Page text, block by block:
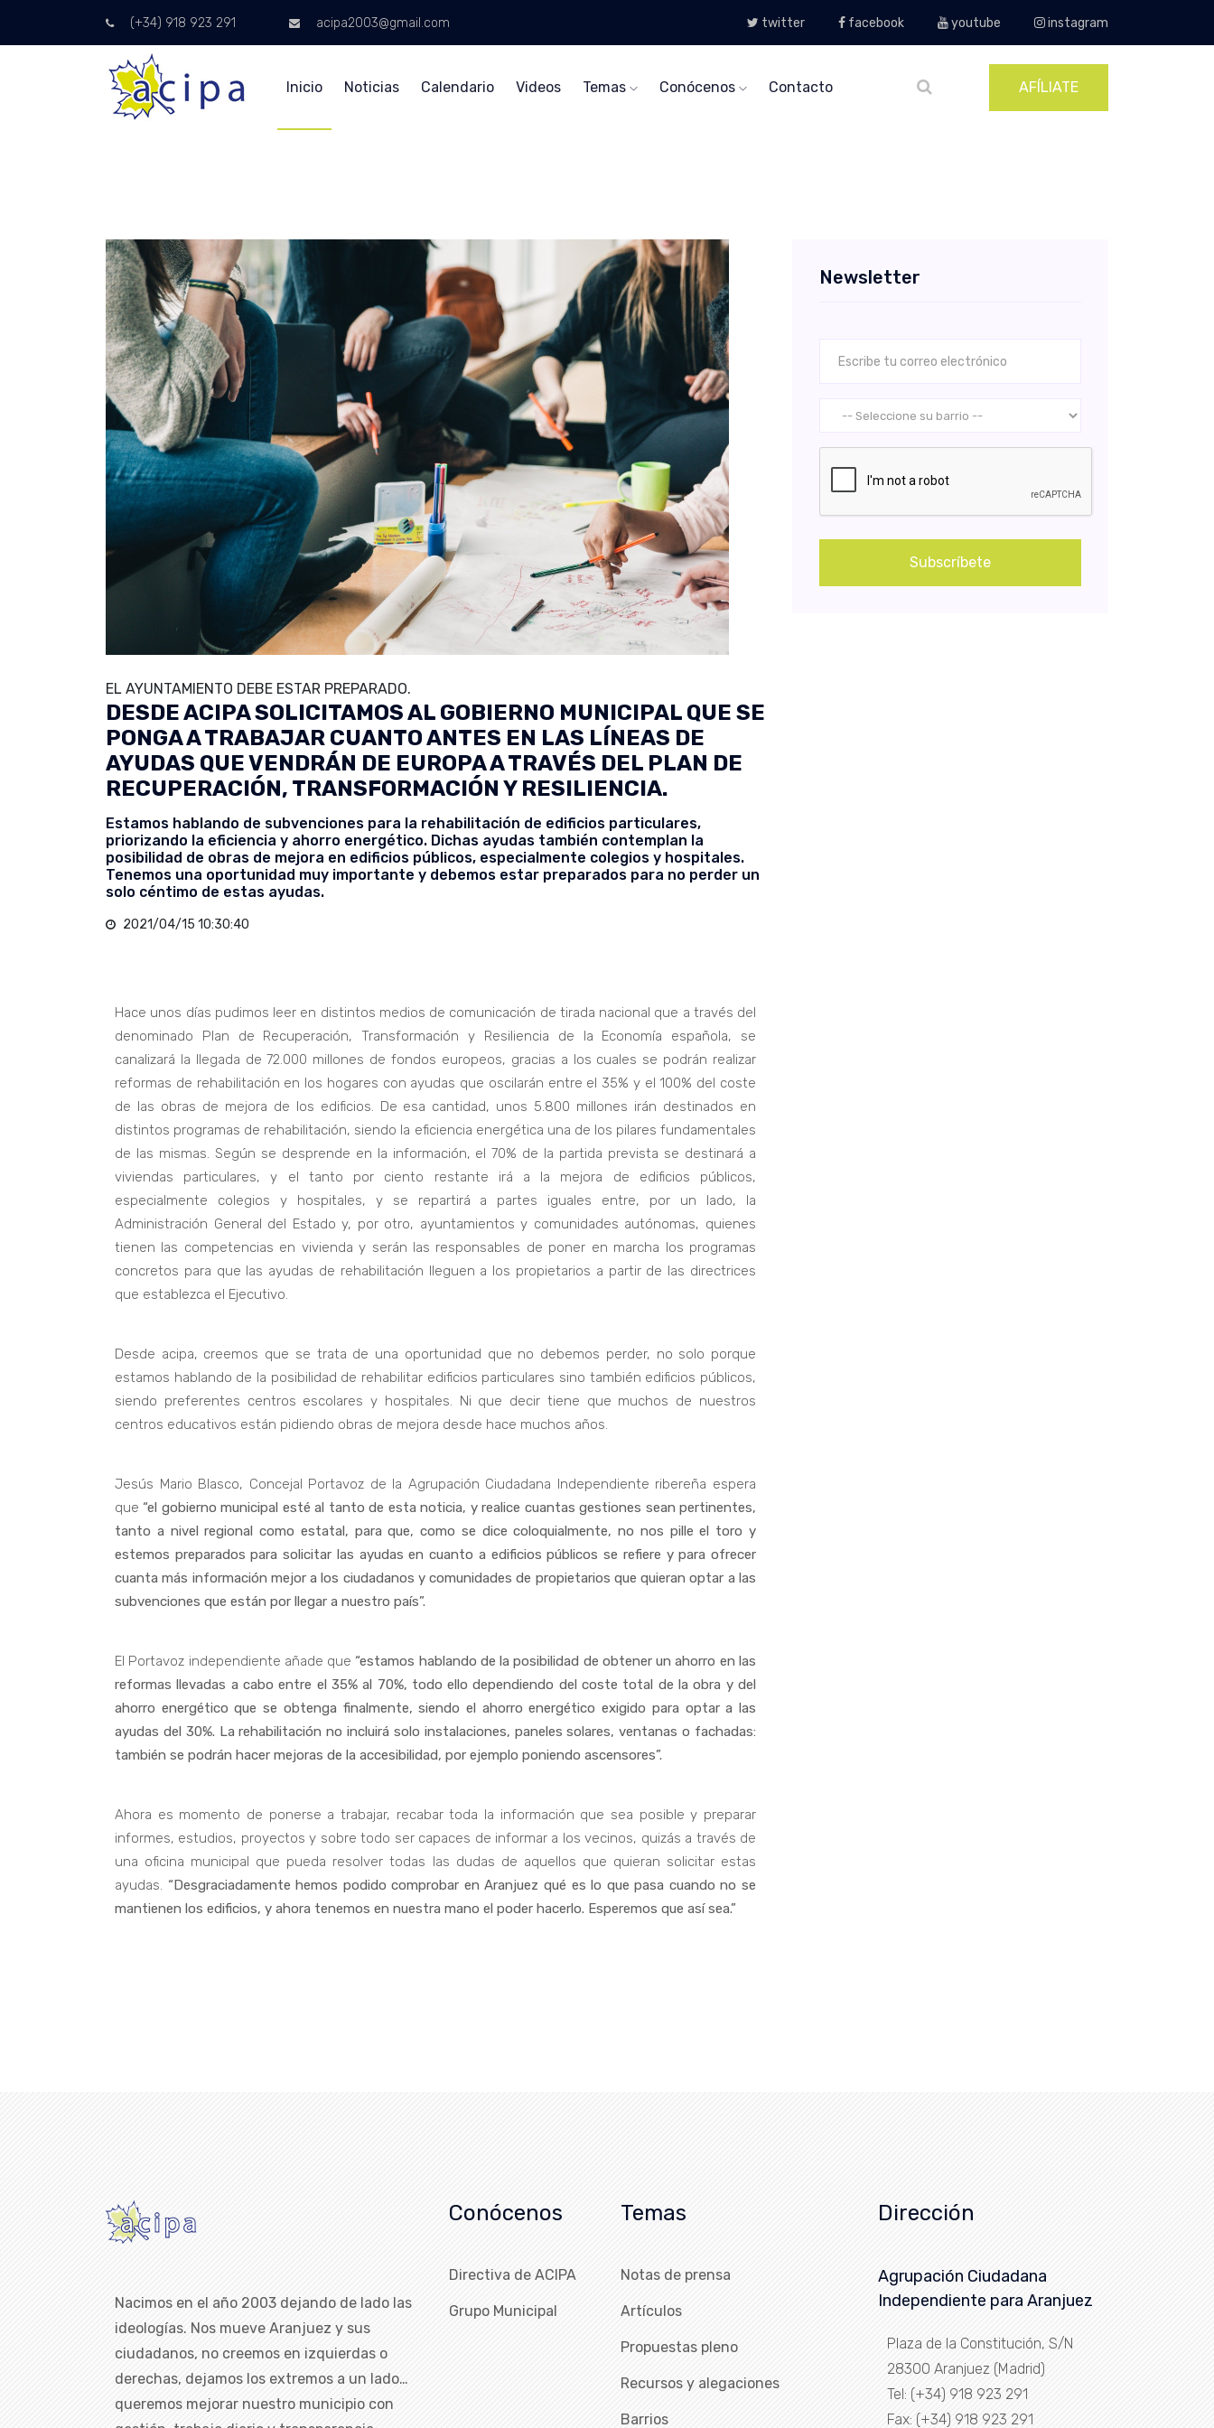
(+34) 918 923 291 acipa2003@gmail.com twitter facebook youtube instagram
Inicio Noticias Calendario Videos Temas Conócenos Contacto AFÍLIATE
EL AYUNTAMIENTO DEBE ESTAR PREPARADO.
DESDE ACIPA SOLICITAMOS AL GOBIERNO MUNICIPAL QUE SE
PONGA A TRABAJAR CUANTO ANTES EN LAS LÍNEAS DE
AYUDAS QUE VENDRÁN DE EUROPA A TRAVÉS DEL PLAN DE
RECUPERACIÓN, TRANSFORMACIÓN Y RESILIENCIA.
Estamos hablando de subvenciones para la rehabilitación de edificios particulares,
priorizando la eficiencia y ahorro energético. Dichas ayudas también contemplan la
posibilidad de obras de mejora en edificios públicos, especialmente colegios y hospitales.
Tenemos una oportunidad muy importante y debemos estar preparados para no perder un
solo céntimo de estas ayudas.
2021/04/15 10:30:40
Hace unos días pudimos leer en distintos medios de comunicación de tirada nacional que a través del
denominado Plan de Recuperación, Transformación y Resiliencia de la Economía española, se
canalizará la llegada de 72.000 millones de fondos europeos, gracias a los cuales se podrán realizar
reformas de rehabilitación en los hogares con ayudas que oscilarán entre el 35% y el 100% del coste
de las obras de mejora de los edificios. De esa cantidad, unos 5.800 millones irán destinados en
distintos programas de rehabilitación, siendo la eficiencia energética una de los pilares fundamentales
de las mismas. Según se desprende en la información, el 70% de la partida prevista se destinará a
viviendas particulares, y el tanto por ciento restante irá a la mejora de edificios públicos,
especialmente colegios y hospitales, y se repartirá a partes iguales entre, por un lado, la
Administración General del Estado y, por otro, ayuntamientos y comunidades autónomas, quienes
tienen las competencias en vivienda y serán las responsables de poner en marcha los programas
concretos para que las ayudas de rehabilitación lleguen a los propietarios a partir de las directrices
que establezca el Ejecutivo.
Desde acipa, creemos que se trata de una oportunidad que no debemos perder, no solo porque
estamos hablando de la posibilidad de rehabilitar edificios particulares sino también edificios públicos,
siendo preferentes centros escolares y hospitales. Ni que decir tiene que muchos de nuestros
centros educativos están pidiendo obras de mejora desde hace muchos años.
Jesús Mario Blasco, Concejal Portavoz de la Agrupación Ciudadana Independiente ribereña espera
que “el gobierno municipal esté al tanto de esta noticia, y realice cuantas gestiones sean pertinentes,
tanto a nivel regional como estatal, para que, como se dice coloquialmente, no nos pille el toro y
estemos preparados para solicitar las ayudas en cuanto a edificios públicos se refiere y para ofrecer
cuanta más información mejor a los ciudadanos y comunidades de propietarios que quieran optar a las
subvenciones que están por llegar a nuestro país”.
El Portavoz independiente añade que “estamos hablando de la posibilidad de obtener un ahorro en las
reformas llevadas a cabo entre el 35% al 70%, todo ello dependiendo del coste total de la obra y del
ahorro energético que se obtenga finalmente, siendo el ahorro energético exigido para optar a las
ayudas del 30%. La rehabilitación no incluirá solo instalaciones, paneles solares, ventanas o fachadas:
también se podrán hacer mejoras de la accesibilidad, por ejemplo poniendo ascensores”.
Ahora es momento de ponerse a trabajar, recabar toda la información que sea posible y preparar
informes, estudios, proyectos y sobre todo ser capaces de informar a los vecinos, quizás a través de
una oficina municipal que pueda resolver todas las dudas de aquellos que quieran solicitar estas
ayudas. “Desgraciadamente hemos podido comprobar en Aranjuez qué es lo que pasa cuando no se
mantienen los edificios, y ahora tenemos en nuestra mano el poder hacerlo. Esperemos que así sea.”
Newsletter
Subscríbete
Nacimos en el año 2003 dejando de lado las
ideologías. Nos mueve Aranjuez y sus
ciudadanos, no creemos en izquierdas o
derechas, dejamos los extremos a un lado…
queremos mejorar nuestro municipio con
Conócenos
Directiva de ACIPA
Grupo Municipal
Temas
Notas de prensa
Artículos
Propuestas pleno
Recursos y alegaciones
Barrios
Dirección
Agrupación Ciudadana
Independiente para Aranjuez
Plaza de la Constitución, S/N
28300 Aranjuez (Madrid)
Tel: (+34) 918 923 291
Fax: (+34) 918 923 291